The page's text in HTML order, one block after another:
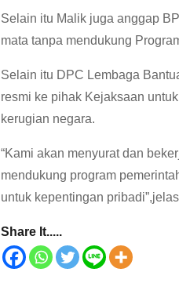
Selain itu Malik juga anggap
mata tanpa mendukung
Selain itu DPC Lembaga
resmi ke pihak Kejaksaan
kerugian negara.
“Kami akan menyurat dan
mendukung program
untuk kepentingan
Share It.....